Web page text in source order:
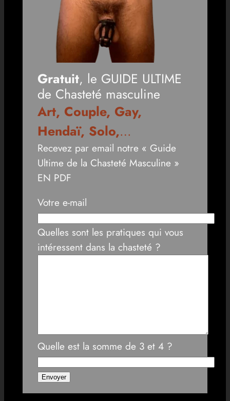
Gratuit, le GUIDE ULTIME
de Chasteté masculine
Art, Couple, Gay,
Hendaï, Solo,…
Recevez par email notre « Guide
Ultime de la Chasteté Masculine »
EN PDF
Votre e-mail
Quelles sont les pratiques qui vous
intéressent dans la chasteté ?
Quelle est la somme de 3 et 4 ?